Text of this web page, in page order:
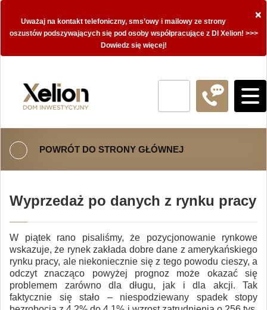
×
Uważaj na kontakt telefoniczny, sms’owy i mailowy ze strony
oszustów podszywających się pod osoby współpracujące z DI Xelion! >>>
Dowiedz się więcej!
POWRÓT DO STRONY GŁÓWNEJ
Wyprzedaż po danych z rynku pracy
W piątek rano pisaliśmy, że pozycjonowanie rynkowe
wskazuje, że rynek zakłada dobre dane z amerykańskiego
rynku pracy, ale niekoniecznie się z tego powodu cieszy, a
odczyt znacząco powyżej prognoz może okazać się
problemem zarówno dla długu, jak i dla akcji. Tak
faktycznie się stało – niespodziewany spadek stopy